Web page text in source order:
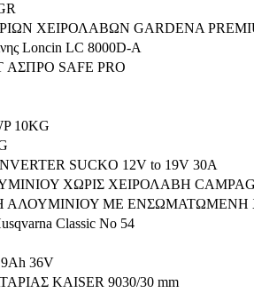
ΧΕΙΡΟΛΑΒΩΝ GARDENA
Loncin LC 8000D-A
SAFE PRO
10KG
SUCKO 12V to 19V 30A
ΧΩΡΙΣ ΧΕΙΡΟΛΑΒΗ
ΜΕ ΕΝΣΩΜΑΤΩΜΕΝΗ
Classic No 54
9Αh 36V
KAISER 9030/30 mm